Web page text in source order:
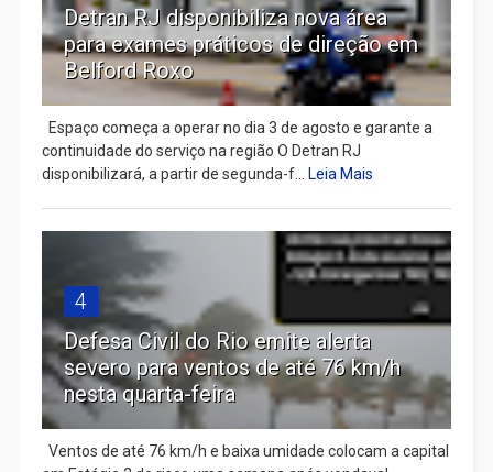
Detran RJ disponibiliza nova área
para exames práticos de direção em
Belford Roxo
Espaço começa a operar no dia 3 de agosto e garante a
continuidade do serviço na região O Detran RJ
disponibilizará, a partir de segunda-f... Leia Mais
4
Defesa Civil do Rio emite alerta
severo para ventos de até 76 km/h
nesta quarta-feira
Ventos de até 76 km/h e baixa umidade colocam a capital